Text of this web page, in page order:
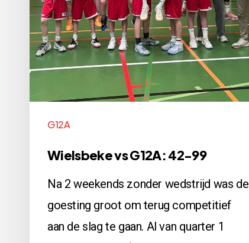
G12A
Wielsbeke vs G12A: 42-99
Na 2 weekends zonder wedstrijd was de
goesting groot om terug competitief
aan de slag te gaan. Al van quarter 1